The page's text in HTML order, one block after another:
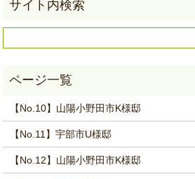
【No.10】山陽小野田市K様邸
【No.11】宇部市U様邸
【No.12】山陽小野田市K様邸